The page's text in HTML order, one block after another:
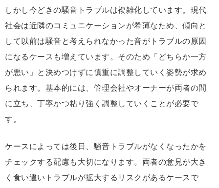
しかし今どきの騒音トラブルは複雑化しています。現代
社会は近隣のコミュニケーションが希薄なため、傾向と
して以前は騒音と考えられなかった音がトラブルの原因
になるケースも増えています。そのため「どちらか一方
が悪い」と決めつけずに慎重に調整していく姿勢が求め
られます。基本的には、管理会社やオーナーが両者の間
に立ち、丁寧かつ粘り強く調整していくことが必要で
す。
ケースによっては後日、騒音トラブルがなくなったかを
チェックする配慮も大切になります。両者の意見が大き
く食い違いトラブルが拡大するリスクがあるケースで